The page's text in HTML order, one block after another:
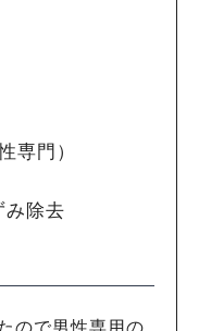
専門）
み除去
ので男性専用の